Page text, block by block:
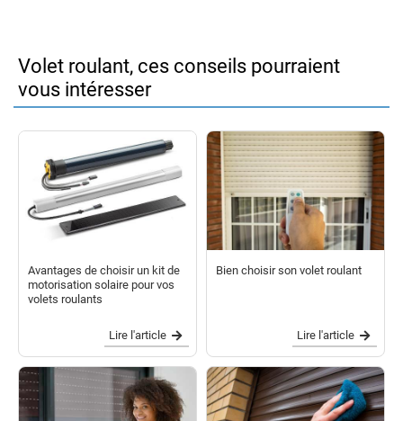
Volet roulant, ces conseils pourraient
vous intéresser
Avantages de choisir un kit de
motorisation solaire pour vos
volets roulants
Lire l'article
Bien choisir son volet roulant
Lire l'article